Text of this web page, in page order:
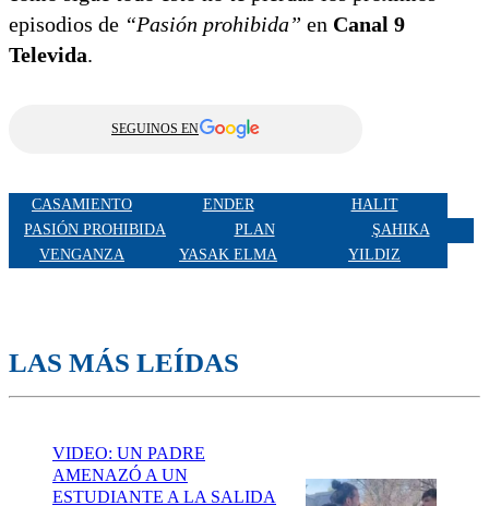
episodios de “Pasión prohibida” en Canal 9
Televida.
SEGUINOS EN
CASAMIENTO ENDER
HALIT
PASIÓN PROHIBIDA
PLAN
ŞAHIKA
VENGANZA
YASAK ELMA YILDIZ
LAS MÁS LEÍDAS
VIDEO: UN PADRE
AMENAZÓ A UN
ESTUDIANTE A LA SALIDA